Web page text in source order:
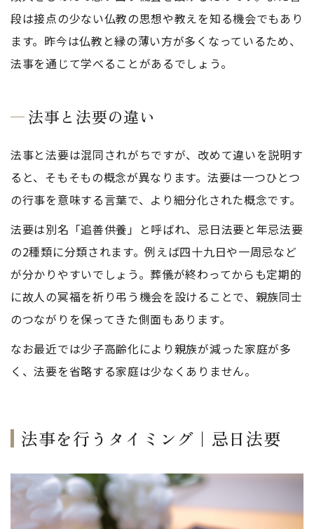
段は接点の少ない仏教の思想や教えを知る機会でもあり
ます。昨今は仏教と縁の薄い方が多くなっているため、
法事を通じて学べることがあるでしょう。
法事と法要の違い
法事と法要は混同されがちですが、改めて違いを説明す
ると、そもそもの概念が異なります。法要は一つひとつ
の行事を意味する言葉で、より細分化された概念です。
法要は別名「追善供養」と呼ばれ、忌日法要と年忌法要
の2種類に分類されます。例えば四十九日や一周忌など
が分かりやすいでしょう。葬儀が終わってからも定期的
に故人の冥福を祈り弔う機会を設けることで、親族同士
のつながりを保ってきた側面もあります。
なお最近では少子高齢化により親族が減った家庭が多
く、法要を省略する家庭は少なくありません。
法事を行うタイミング｜忌日法要